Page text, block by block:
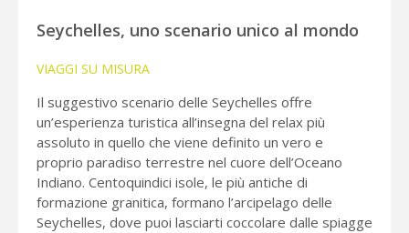
Seychelles, uno scenario unico al mondo
VIAGGI SU MISURA
Il suggestivo scenario delle Seychelles offre
un’esperienza turistica all’insegna del relax più
assoluto in quello che viene definito un vero e
proprio paradiso terrestre nel cuore dell’Oceano
Indiano. Centoquindici isole, le più antiche di
formazione granitica, formano l’arcipelago delle
Seychelles, dove puoi lasciarti coccolare dalle spiagge